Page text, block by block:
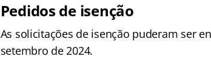
Pedidos de isenção
As solicitações de isenção puderam ser
setembro de 2024.